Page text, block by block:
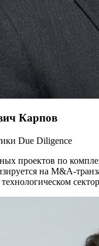
Карпов
Due Diligence
проектов по
на M&A-